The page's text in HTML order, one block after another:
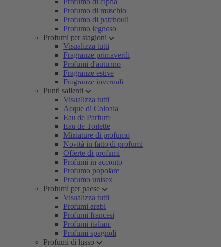
Profumo di cipria
Profumo di muschio
Profumo di patchouli
Profumo legnoso
Profumi per stagioni
Visualizza tutti
Fragranze primaverili
Profumi d'autunno
Fragranze estive
Fragranze invernali
Punti salienti
Visualizza tutti
Acque di Colonia
Eau de Parfum
Eau de Toilette
Miniature di profumo
Novità in fatto di profumi
Offerte di profumi
Profumi in acconto
Profumo popolare
Profumo unisex
Profumi per paese
Visualizza tutti
Profumi arabi
Profumi francesi
Profumi italiani
Profumi spagnoli
Profumi di lusso